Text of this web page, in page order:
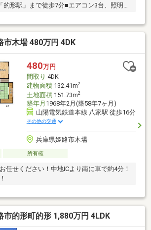
形駅」まで徒歩7分■エアコン3台、照明器
市木場 480万円 4DK
480万円
間取り 4DK
建物面積132.41m2
土地面積151.73m2
築年月 1968年2月(築58年7ヶ月)
山陽電気鉄道本線 八家駅 徒歩16分
その他の交通
兵庫県姫路市木場
所有権
任せください！中地ICより南に車で約4分！
市的形町的形 1,880万円 4LDK